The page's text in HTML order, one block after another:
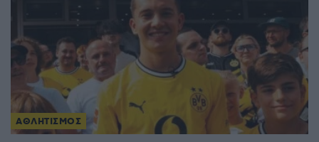
ΑΘΛΗΤΙΣΜΟΣ